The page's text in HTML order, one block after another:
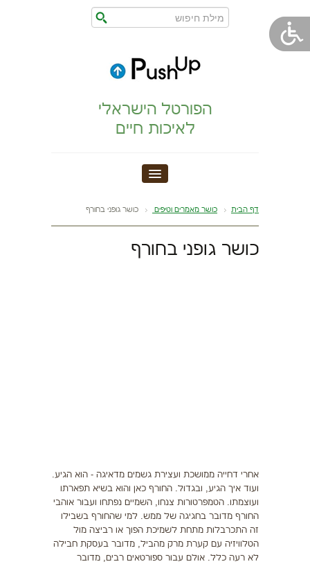
הפורטל הישראלי
לאיכות חיים
חדר כושר
בריאות
צור קשר
דף הבית כושר מאמרים וטיפים כושר גופני בחורף
כושר גופני בחורף
אחרי דחייה ממושכת ועצירת גשמים מדאיגה - הוא הגיע.
ועוד איך הגיע, ובגדול. החורף כאן והוא בשיא תפארתו
ועוצמתו. הטמפרטורות צנחו, השמיים נפתחו ועבור אוהבי
החורף מדובר בחגיגה של ממש. למי שהחורף בשבילו
זה התכרבלות מתחת לשמיכת הפוך או רביצה מול
הטלוויזיה עם קערת מרק מהביל, מדובר בעסקת חבילה
לא רעה כלל. אולם עבור ספורטאים רבים, מדובר